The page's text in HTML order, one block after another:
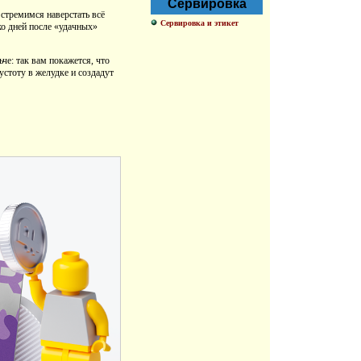
наверстать всё
дней после «удачных»
так вам покажется, что
в желудке и создадут
Сервировка
Сервировка и этикет